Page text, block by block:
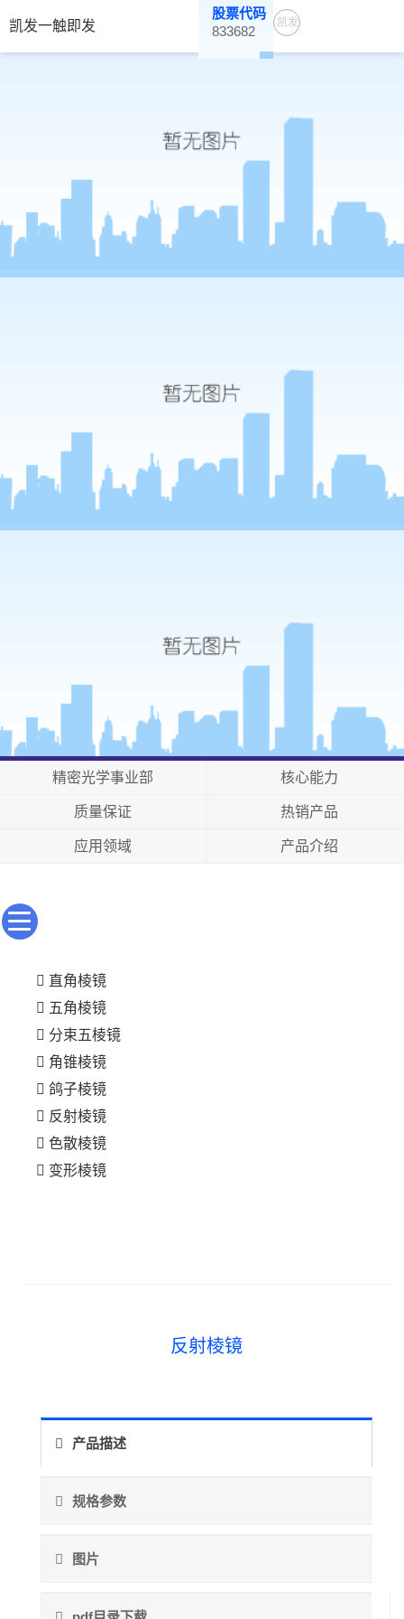
凯发一触即发
股票代码
833682
凯发
精密光学事业部 核心能力
质量保证 热销产品
应用领域 产品介绍
直角棱镜
五角棱镜
分束五棱镜
角锥棱镜
鸽子棱镜
反射棱镜
色散棱镜
变形棱镜
反射棱镜
产品描述
规格参数
图片